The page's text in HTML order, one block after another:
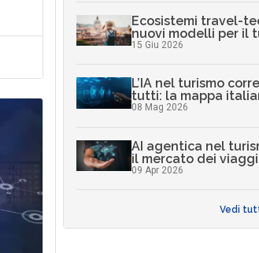
Ecosistemi travel-
nuovi modelli per il
15 Giu 2026
L’IA nel turismo
tutti: la mappa
08 Mag 2026
AI agentica nel
il mercato dei viaggi
09 Apr 2026
Vedi